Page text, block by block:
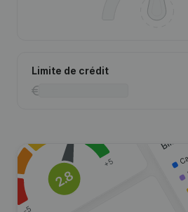
Limite de crédit